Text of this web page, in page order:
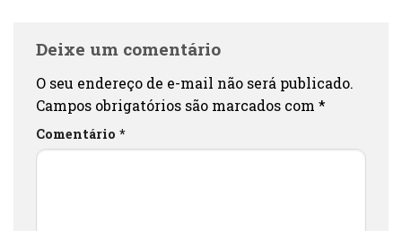
Deixe um comentário
O seu endereço de e-mail não será publicado.
Campos obrigatórios são marcados com *
Comentário *